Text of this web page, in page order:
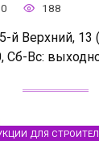
0 188
й Верхний, 13
Сб-Вс:
ДЛЯ